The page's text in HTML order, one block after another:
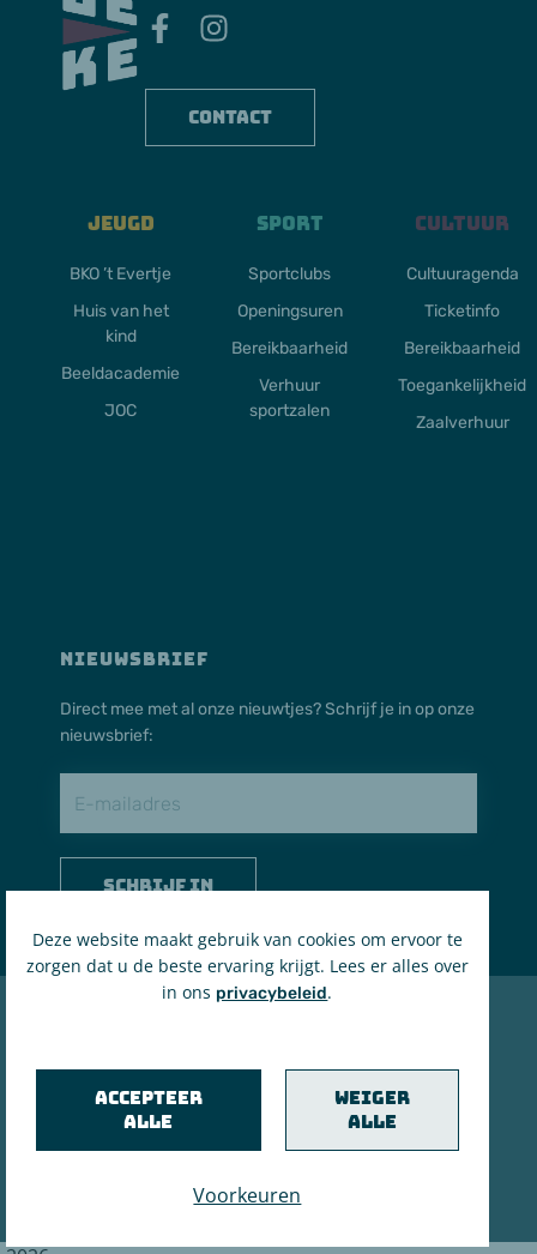
NIEUWSBRIEF
Direct mee met al onze nieuwtjes? Schrijf je in op onze
nieuwsbrief:
Schrijf in
Contact
Jeugd
BKO ’t Evertje
Huis van het
kind
Beeldacademie
JOC
Sport
Sportclubs
Openingsuren
Bereikbaarheid
Verhuur
sportzalen
Cultuur
Cultuuragenda
Ticketinfo
Bereikbaarheid
Toegankelijkheid
Zaalverhuur
BE 0207.535.161
Privacyverklaring & cookiebeleid
in brand gezet door de maanstekerij
Deze website maakt gebruik van cookies om ervoor te
zorgen dat u de beste ervaring krijgt. Lees er alles over
in ons privacybeleid.
Weiger
alle
Accepteer
alle
Voorkeuren